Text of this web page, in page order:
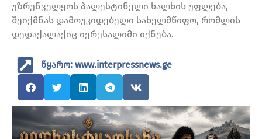
უზრუნველყოს პალესტინელი ხალხის უფლება,
შეიქმნას დამოუკიდებელი სახელმწიფო, რომლის
დედაქალაქიც იერუსალიმი იქნება.
წყარო: www.interpressnews.ge